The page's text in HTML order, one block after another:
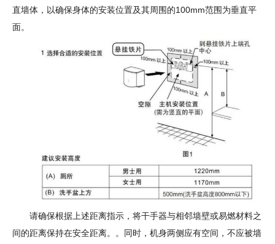
直墙体，以确保身体的安装位置及其周围的100mm范围为垂直平
面。
请确保根据上述距离指示，将干手器与相邻墙壁或易燃材料之
间的距离保持在安全距离。。同时，机身两侧应有空间，不应被墙